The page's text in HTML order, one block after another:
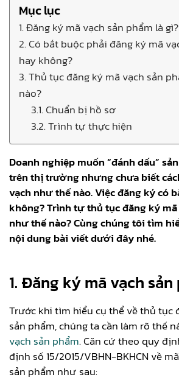
Mục lục
1. Đăng ký mã vạch sản phẩm là gì?
2. Có bắt buộc phải đăng ký mã
hay không?
3. Thủ tục đăng ký mã vạch sản
nào?
3.1. Chuẩn bị hồ sơ
3.2. Trình tự thực hiện
Doanh nghiệp muốn “đánh dấu”
trên thị trường nhưng chưa biết
vạch như thế nào. Việc đăng ký có
không? Trình tự thủ tục đăng ký
như thế nào? Cùng chúng tôi tìm
nội dung bài viết dưới đây nhé.
1. Đăng ký mã vạch sản
Trước khi tìm hiểu cụ thể về thủ tục
sản phẩm, chúng ta cần làm rõ thế
vạch sản phẩm. Căn cứ theo quy
định số 15/2015/VBHN-BKHCN về
sản phẩm như sau: